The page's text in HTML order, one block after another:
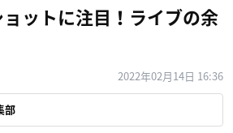
ットに注目！ライブの余
2022年02月14日 16:36
部